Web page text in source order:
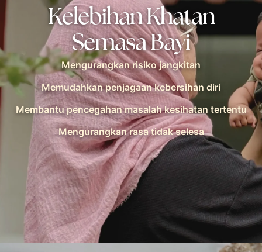
Kelebihan Khatan
Semasa Bayi
Mengurangkan risiko jangkitan
Memudahkan penjagaan kebersihan diri
Membantu pencegahan masalah kesihatan tertentu
Mengurangkan rasa tidak selesa